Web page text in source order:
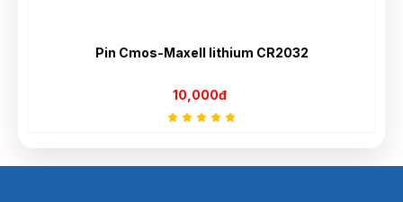
Pin Cmos-Maxell lithium CR2032
10,000đ